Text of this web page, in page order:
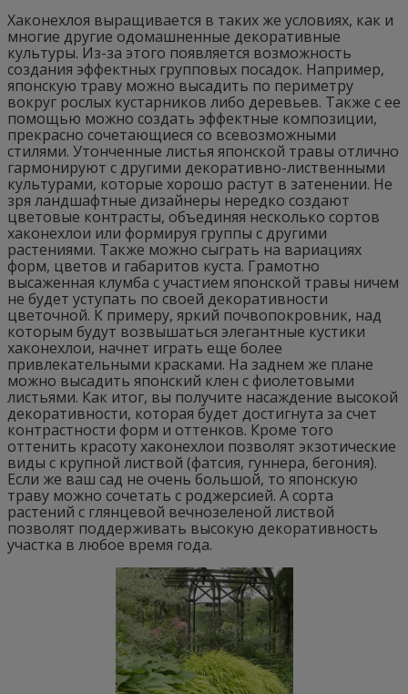
Хаконехлоя выращивается в таких же условиях, как и
многие другие одомашненные декоративные
культуры. Из-за этого появляется возможность
создания эффектных групповых посадок. Например,
японскую траву можно высадить по периметру
вокруг рослых кустарников либо деревьев. Также с ее
помощью можно создать эффектные композиции,
прекрасно сочетающиеся со всевозможными
стилями. Утонченные листья японской травы отлично
гармонируют с другими декоративно-лиственными
культурами, которые хорошо растут в затенении. Не
зря ландшафтные дизайнеры нередко создают
цветовые контрасты, объединяя несколько сортов
хаконехлои или формируя группы с другими
растениями. Также можно сыграть на вариациях
форм, цветов и габаритов куста. Грамотно
высаженная клумба с участием японской травы ничем
не будет уступать по своей декоративности
цветочной. К примеру, яркий почвопокровник, над
которым будут возвышаться элегантные кустики
хаконехлои, начнет играть еще более
привлекательными красками. На заднем же плане
можно высадить японский клен с фиолетовыми
листьями. Как итог, вы получите насаждение высокой
декоративности, которая будет достигнута за счет
контрастности форм и оттенков. Кроме того
оттенить красоту хаконехлои позволят экзотические
виды с крупной листвой (фатсия, гуннера, бегония).
Если же ваш сад не очень большой, то японскую
траву можно сочетать с роджерсией. А сорта
растений с глянцевой вечнозеленой листвой
позволят поддерживать высокую декоративность
участка в любое время года.